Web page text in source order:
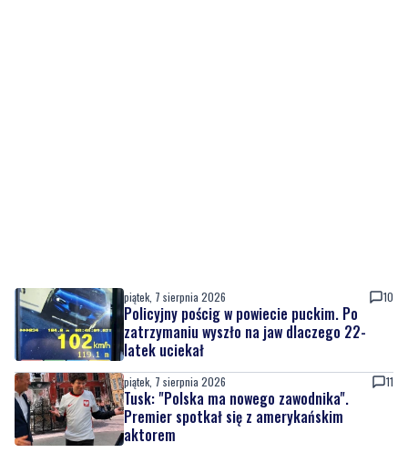
piątek, 7 sierpnia 2026 10
Policyjny pościg w powiecie puckim. Po
zatrzymaniu wyszło na jaw dlaczego 22-
latek uciekał
piątek, 7 sierpnia 2026 11
Tusk: "Polska ma nowego zawodnika".
Premier spotkał się z amerykańskim
aktorem